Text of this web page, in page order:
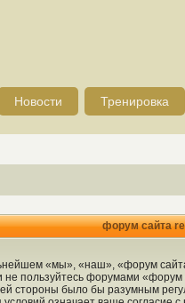
Новости Тренировка
форум сайта
«мы», «наш», «форум
не пользуйтесь форумами
стороны было бы разумным